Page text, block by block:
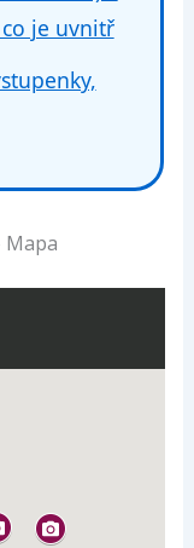
je uvnitř
Mapa